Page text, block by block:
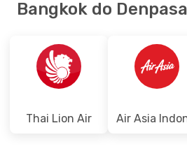
Bangkok do
Thai Lion Air